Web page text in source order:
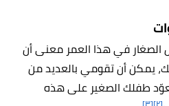
الصغار في هذا العمر معنى أن
يمكن أن تقومي بالعديد من
طفلك الصغير على هذه